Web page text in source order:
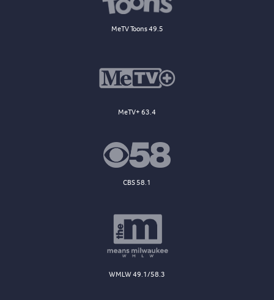
MeTV Toons 49.5
MeTV+ 63.4
CBS 58.1
WMLW 49.1/58.3